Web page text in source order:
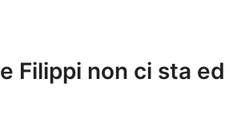
Filippi non ci sta ed